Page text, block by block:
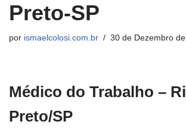
Preto-SP
por ismaelcolosi.com.br 30 de Dezembro
Médico do Trabalho –
Preto/SP